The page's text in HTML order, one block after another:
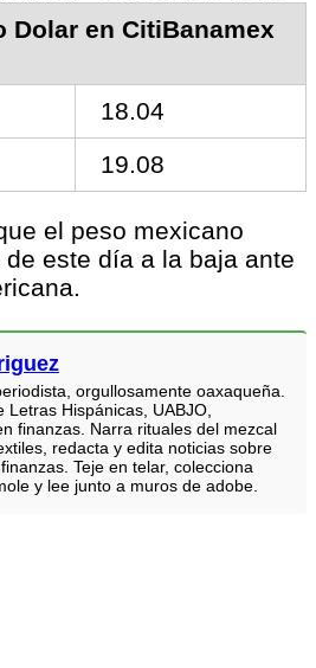
Dolar en CitiBanamex
18.04
19.08
el peso mexicano
este día a la baja ante
orgullosamente oaxaqueña.
Letras Hispánicas, UABJO,
finanzas. Narra rituales del mezcal
redacta y edita noticias sobre
Teje en telar, colecciona
y lee junto a muros de adobe.